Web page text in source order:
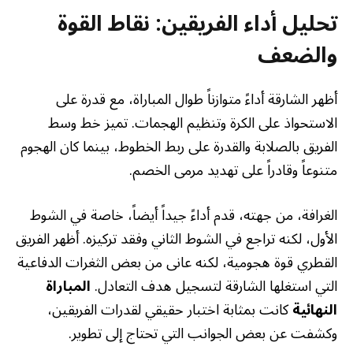
تحليل أداء الفريقين: نقاط القوة
والضعف
أظهر الشارقة أداءً متوازناً طوال المباراة، مع قدرة على
الاستحواذ على الكرة وتنظيم الهجمات. تميز خط وسط
الفريق بالصلابة والقدرة على ربط الخطوط، بينما كان الهجوم
متنوعاً وقادراً على تهديد مرمى الخصم.
الغرافة، من جهته، قدم أداءً جيداً أيضاً، خاصة في الشوط
الأول، لكنه تراجع في الشوط الثاني وفقد تركيزه. أظهر الفريق
القطري قوة هجومية، لكنه عانى من بعض الثغرات الدفاعية
التي استغلها الشارقة لتسجيل هدف التعادل.المباراة
النهائيةكانت بمثابة اختبار حقيقي لقدرات الفريقين،
وكشفت عن بعض الجوانب التي تحتاج إلى تطوير.